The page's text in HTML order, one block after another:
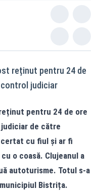
reținut pentru 24 de
judiciar
pentru 24 de ore
de către
cu fiul și ar fi
o coasă. Clujeanul a
autoturisme. Totul s-a
Bistrița.